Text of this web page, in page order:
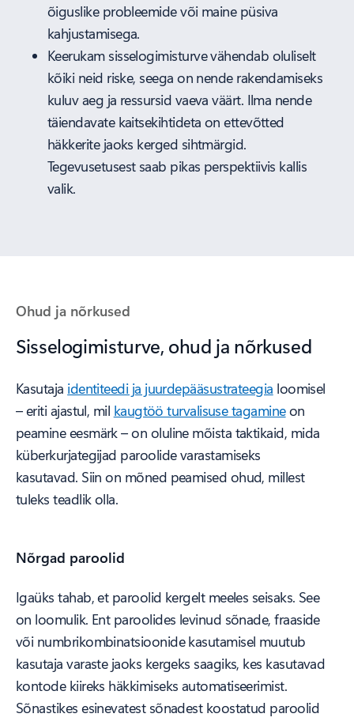
õiguslike probleemide või maine püsiva
kahjustamisega.
Keerukam sisselogimisturve vähendab oluliselt
kõiki neid riske, seega on nende rakendamiseks
kuluv aeg ja ressursid vaeva väärt. Ilma nende
täiendavate kaitsekihtideta on ettevõtted
häkkerite jaoks kerged sihtmärgid.
Tegevusetusest saab pikas perspektiivis kallis
valik.
Ohud ja nõrkused
Sisselogimisturve, ohud ja nõrkused
Kasutaja identiteedi ja juurdepääsustrateegia loomisel
– eriti ajastul, mil kaugtöö turvalisuse tagamineon
peamine eesmärk – on oluline mõista taktikaid, mida
küberkurjategijad paroolide varastamiseks
kasutavad. Siin on mõned peamised ohud, millest
tuleks teadlik olla.
Nõrgad paroolid
Igaüks tahab, et paroolid kergelt meeles seisaks. See
on loomulik. Ent paroolides levinud sõnade, fraaside
või numbrikombinatsioonide kasutamisel muutub
kasutaja varaste jaoks kergeks saagiks, kes kasutavad
kontode kiireks häkkimiseks automatiseerimist.
Sõnastikes esinevatest sõnadest koostatud paroolid